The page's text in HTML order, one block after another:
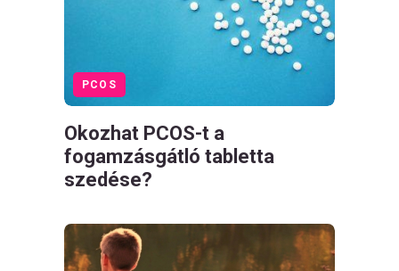
PCOS
Okozhat PCOS-t a
fogamzásgátló tabletta
szedése?